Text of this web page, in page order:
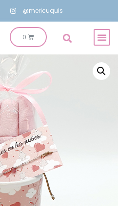
@mericuquis